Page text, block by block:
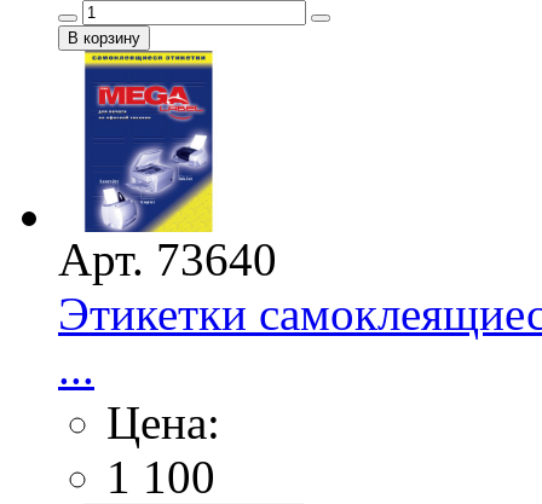
Арт. 73640
Этикетки
...
Цена:
1 100